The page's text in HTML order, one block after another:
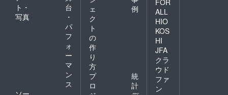
ト・
写真
台
・
パ
フ
ォ
ー
マ
ン
ス
ェ
ク
ト
の
作
り
方
例
プ
ロ
統
計
ALL
HIO
KOS
HI
JFA
クラ
ウド
ファ
ン